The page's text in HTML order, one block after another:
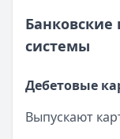
системы
Дебетовые
Выпускают